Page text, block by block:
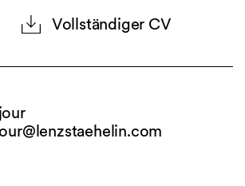
Vollständiger CV
lenzstaehelin.com